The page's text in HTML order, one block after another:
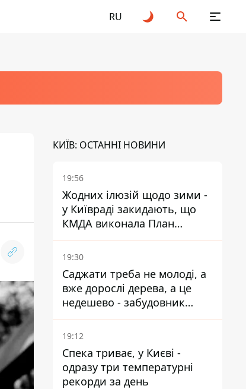
RU
КИЇВ: ОСТАННІ НОВИНИ
19:56
Жодних ілюзій щодо зими -
у Київраді закидають, що
КМДА виконала План
стійкості на 20%
19:30
Саджати треба не молоді, а
вже дорослі дерева, а це
недешево - забудовник
Ніконов
19:12
Спека триває, у Києві -
одразу три температурні
рекорди за день